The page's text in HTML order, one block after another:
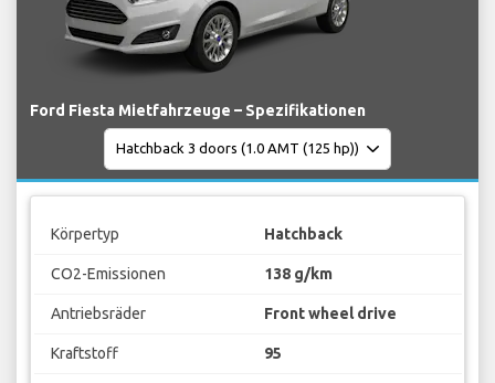
Ford Fiesta Mietfahrzeuge – Spezifikationen
Körpertyp Hatchback
CO2-Emissionen 138 g/km
Antriebsräder Front wheel drive
Kraftstoff 95